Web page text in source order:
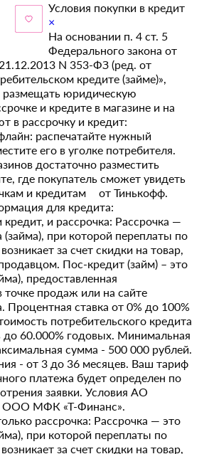
Условия покупки в кредит
×
На основании п. 4 ст. 5
Федерального закона от
21.12.2013 N 353-ФЗ (ред. от
кредите (займе)»,
размещать юридическую
и кредите в магазине и на
в рассрочку и кредит:
распечатайте нужный
его в уголке потребителя.
достаточно разместить
где покупатель сможет увидеть
и кредитам от Тинькофф.
для кредита:
кредит, и рассрочка: Рассрочка —
при которой переплаты по
за счет скидки на товар,
Пос-кредит (займ) – это
предоставленная
точке продаж или на сайте
Процентная ставка от 0% до 100%
потребительского кредита
до 60.000% годовых. Минимальная
сумма - 500 000 рублей.
- от 3 до 36 месяцев. Ваш тариф
платежа будет определен по
заявки. Условия АО
ООО МФК «Т-Финанс».
рассрочка: Рассрочка — это
при которой переплаты по
за счет скидки на товар,